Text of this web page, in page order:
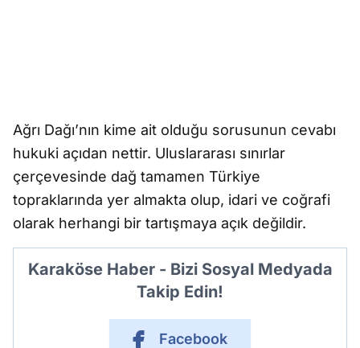
Ağrı Dağı’nın kime ait olduğu sorusunun cevabı
hukuki açıdan nettir. Uluslararası sınırlar
çerçevesinde dağ tamamen Türkiye
topraklarında yer almakta olup, idari ve coğrafi
olarak herhangi bir tartışmaya açık değildir.
Karaköse Haber - Bizi Sosyal Medyada
Takip Edin!
Facebook